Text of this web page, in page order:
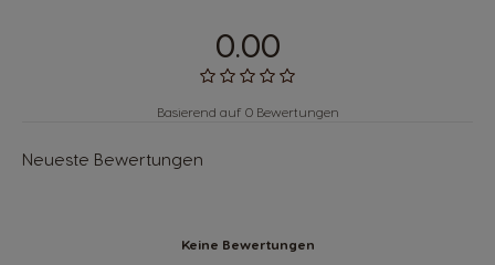
0.00
Basierend auf 0 Bewertungen
Neueste Bewertungen
Keine Bewertungen